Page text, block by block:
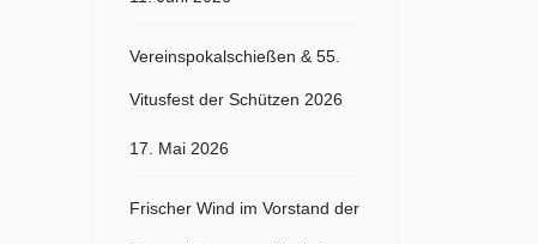
Vereinspokalschießen & 55.
Vitusfest der Schützen 2026
17. Mai 2026
Frischer Wind im Vorstand der